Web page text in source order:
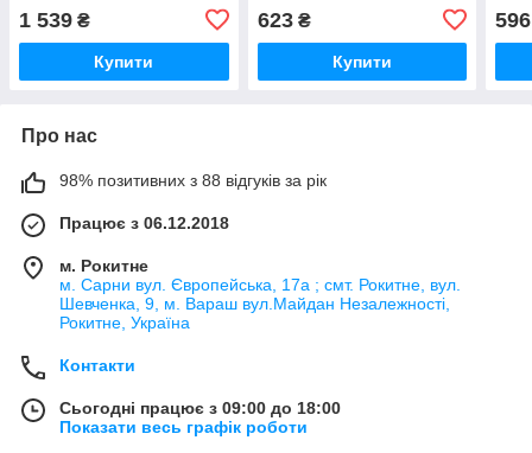
1 539 ₴
Купити
623₴
Купити
596
Про нас
98% позитивних з 88 відгуків за рік
Працює з 06.12.2018
м. Рокитне
м. Сарни вул. Європейська, 17а ; смт. Рокитне, вул.
Шевченка, 9, м. Вараш вул.Майдан Незалежності,
Рокитне, Україна
Контакти
Сьогодні працює з 09:00 до 18:00
Показати весь графік роботи